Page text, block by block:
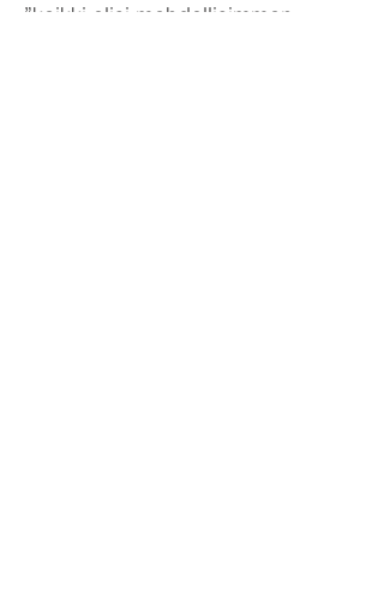
”kaikki olisi mahdollisimman